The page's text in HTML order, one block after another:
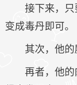
接下来，
变成毒丹即可。
其次，他的
再者，他